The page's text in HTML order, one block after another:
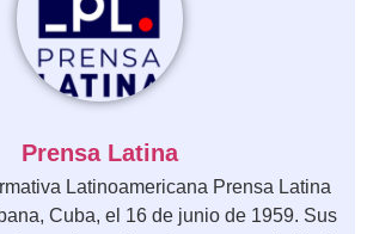
Prensa Latina
Latinoamericana Prensa Latina
Cuba, el 16 de junio de 1959. Sus